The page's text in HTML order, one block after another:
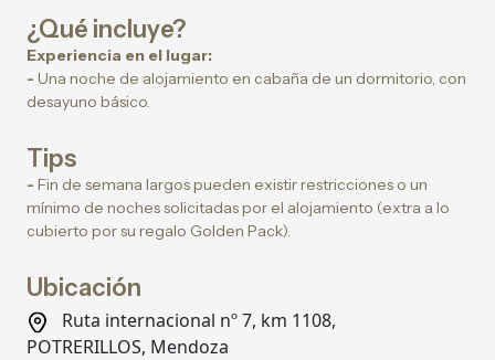
¿Qué incluye?
Experiencia en el lugar:
- Una noche de alojamiento en cabaña de un dormitorio, con
desayuno básico.
Tips
- Fin de semana largos pueden existir restricciones o un
mínimo de noches solicitadas por el alojamiento (extra a lo
cubierto por su regalo Golden Pack).
Ubicación
Ruta internacional nº 7, km 1108,
POTRERILLOS, Mendoza